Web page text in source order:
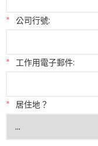
* 公司行號:
* 工作用電子郵件:
* 居住地？